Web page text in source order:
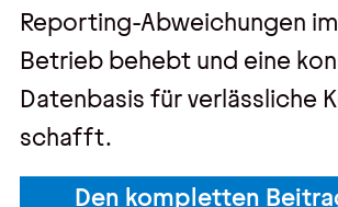
Reporting-Abweichungen
Betrieb behebt und eine
Datenbasis für verlässliche
schafft.
Den kompletten